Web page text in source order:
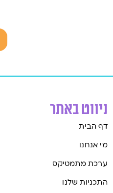
ניווט באתר
דף הבית
מי אנחנו
ערכת מתמטיקס
התכניות שלנו